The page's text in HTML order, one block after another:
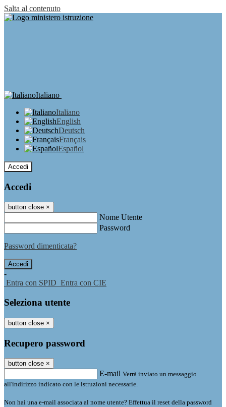
Salta al contenuto
Italiano
Italiano
English
Deutsch
Français
Español
Accedi
Accedi
button close ×
Nome Utente
Password
Password dimenticata?
-
Entra con SPID Entra con CIE
Seleziona utente
button close ×
Recupero password
button close ×
E-mail Verrà inviato un messaggio
all'indirizzo indicato con le istruzioni necessarie.
Non hai una e-mail associata al nome utente? Effettua il reset della password